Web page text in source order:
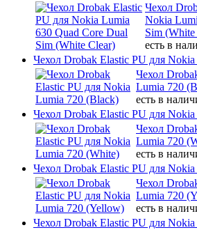
Чехол
Nokia
Sim
есть в
Чехол Drobak Elastic PU для
Чехол
Lumia 720
есть в
Чехол Drobak Elastic PU для
Чехол
Lumia 720
есть в
Чехол Drobak Elastic PU для
Чехол
Lumia 720
есть в
Чехол Drobak Elastic PU для